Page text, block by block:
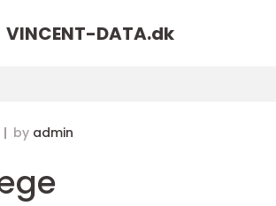
VINCENT-DATA.dk
by admin